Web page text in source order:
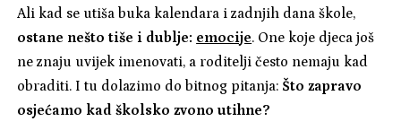
Ali kad se utiša buka kalendara i zadnjih dana škole,
ostane nešto tiše i dublje: emocije. One koje djeca još
ne znaju uvijek imenovati, a roditelji često nemaju kad
obraditi. I tu dolazimo do bitnog pitanja: Što zapravo
osjećamo kad školsko zvono utihne?